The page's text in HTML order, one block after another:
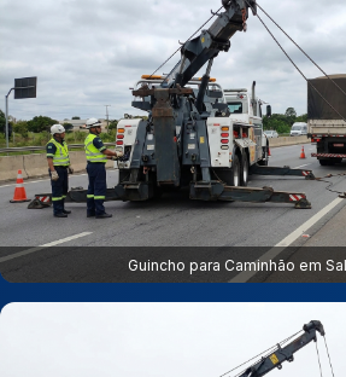
Guincho para Caminhão em